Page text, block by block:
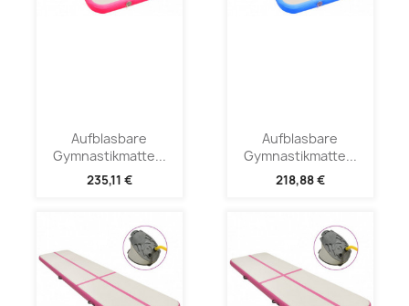
Aufblasbare
Gymnastikmatte...
235,11 €
Aufblasbare
Gymnastikmatte...
218,88 €